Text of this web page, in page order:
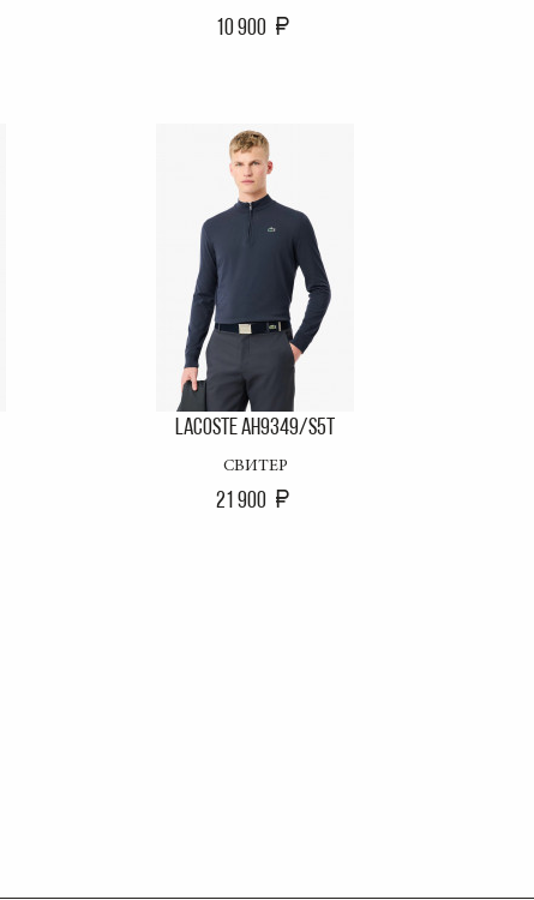
10 900
LACOSTE AH9349/S5T
СВИТЕР
21 900